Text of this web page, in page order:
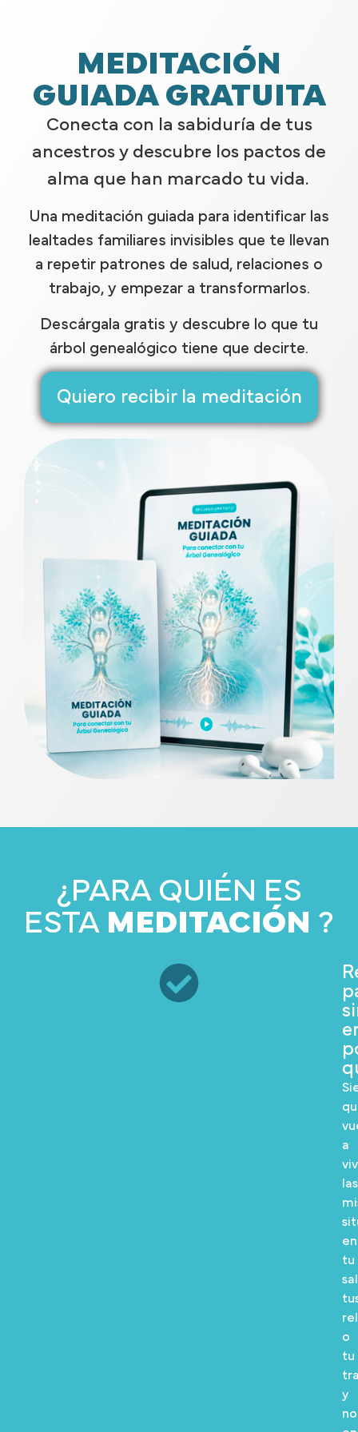
MEDITACIÓN
GUIADA GRATUITA
Conecta con la sabiduría de tus
ancestros y descubre los pactos de
alma que han marcado tu vida.
Una meditación guiada para identificar las
lealtades familiares invisibles que te llevan
a repetir patrones de salud, relaciones o
trabajo, y empezar a transformarlos.
Descárgala gratis y descubre lo que tu
árbol genealógico tiene que decirte.
Quiero recibir la meditación
¿PARA QUIÉN ES
ESTA MEDITACIÓN ?
a
las
en
tu
o
tu
y
no